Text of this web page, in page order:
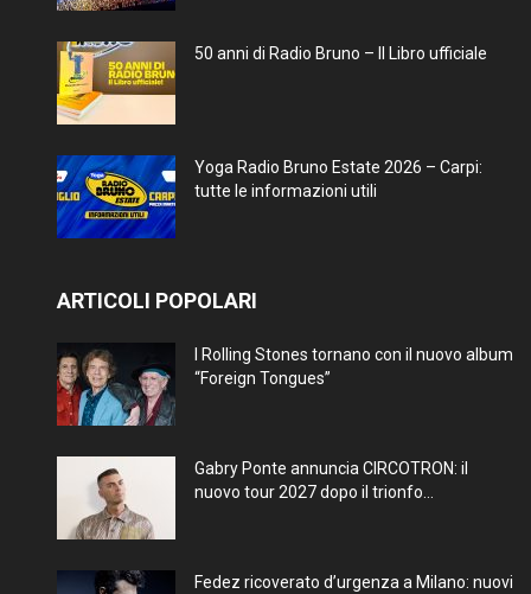
50 anni di Radio Bruno – Il Libro ufficiale
Yoga Radio Bruno Estate 2026 – Carpi:
tutte le informazioni utili
ARTICOLI POPOLARI
I Rolling Stones tornano con il nuovo album
“Foreign Tongues”
Gabry Ponte annuncia CIRCOTRON: il
nuovo tour 2027 dopo il trionfo...
Fedez ricoverato d’urgenza a Milano: nuovi